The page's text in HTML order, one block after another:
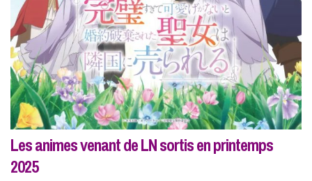
Les animes venant de LN sortis en printemps
2025